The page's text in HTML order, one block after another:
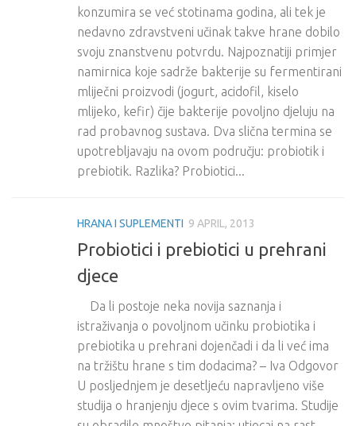
konzumira se već stotinama godina, ali tek je
nedavno zdravstveni učinak takve hrane dobilo
svoju znanstvenu potvrdu. Najpoznatiji primjer
namirnica koje sadrže bakterije su fermentirani
mliječni proizvodi (jogurt, acidofil, kiselo
mlijeko, kefir) čije bakterije povoljno djeluju na
rad probavnog sustava. Dva slična termina se
upotrebljavaju na ovom području: probiotik i
prebiotik. Razlika? Probiotici...
HRANA I SUPLEMENTI 9 APRIL, 2013
Probiotici i prebiotici u prehrani
djece
Da li postoje neka novija saznanja i
istraživanja o povoljnom učinku probiotika i
prebiotika u prehrani dojenčadi i da li već ima
na tržištu hrane s tim dodacima? – Iva Odgovor
U posljednjem je desetljeću napravljeno više
studija o hranjenju djece s ovim tvarima. Studije